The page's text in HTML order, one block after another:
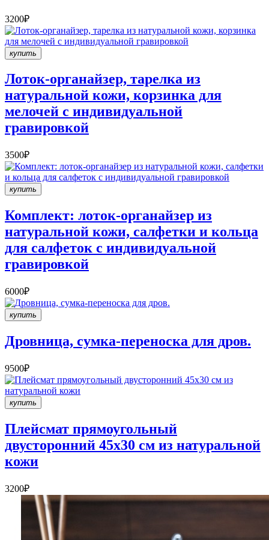
3200₽
купить
Лоток-органайзер, тарелка из
натуральной кожи, корзинка для
мелочей с индивидуальной
гравировкой
3500₽
купить
Комплект: лоток-органайзер из
натуральной кожи, салфетки и кольца
для салфеток с индивидуальной
гравировкой
6000₽
купить
Дровница, сумка-переноска для дров.
9500₽
купить
Плейсмат прямоугольный
двусторонний 45х30 см из натуральной
кожи
3200₽